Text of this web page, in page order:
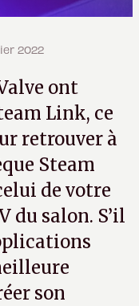
2022
ont
Link, ce
retrouver à
Steam
de votre
du salon. S’il
son